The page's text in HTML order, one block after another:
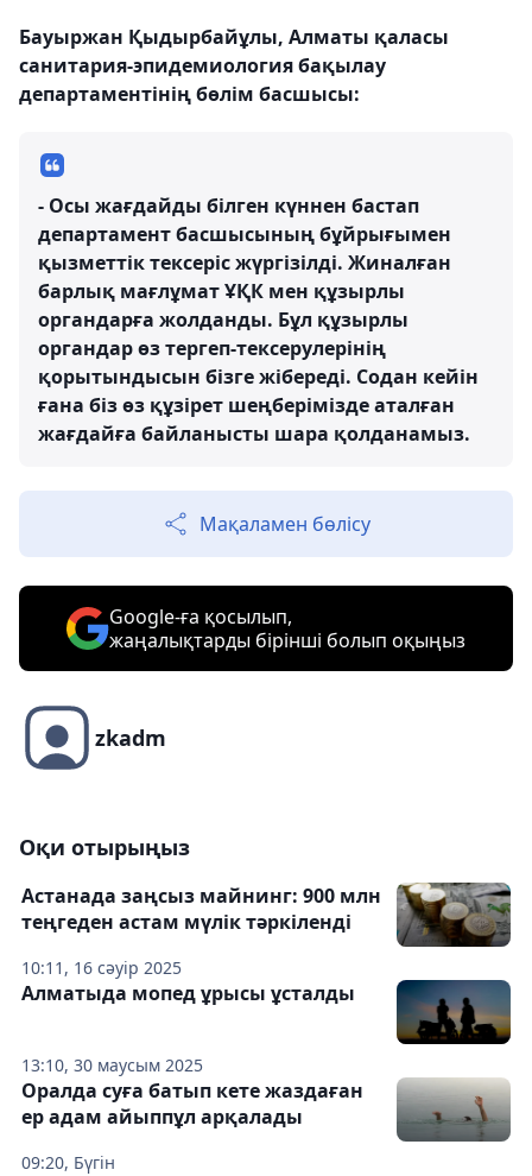
Бауыржан Қыдырбайұлы, Алматы қаласы
санитария-эпидемиология бақылау
департаментінің бөлім басшысы:
- Осы жағдайды білген күннен бастап
департамент басшысының бұйрығымен
қызметтік тексеріс жүргізілді. Жиналған
барлық мағлұмат ҰҚК мен құзырлы
органдарға жолданды. Бұл құзырлы
органдар өз тергеп-тексерулерінің
қорытындысын бізге жібереді. Содан кейін
ғана біз өз құзірет шеңберімізде аталған
жағдайға байланысты шара қолданамыз.
Мақаламен бөлісу
Google-ға қосылып,
жаңалықтарды бірінші болып оқыңыз
zkadm
Оқи отырыңыз
10:11, 16 сәуір 2025
Астанада заңсыз майнинг: 900 млн
теңгеден астам мүлік тәркіленді
13:10, 30 маусым 2025
Алматыда мопед ұрысы ұсталды
09:20, Бүгін
Оралда суға батып кете жаздаған
ер адам айыппұл арқалады